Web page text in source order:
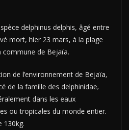
delphinus delphis, âgé entre
mort, hier 23 mars, à la plage
commune de Bejaïa.
de l’environnement de Bejaïa,
de la famille des delphinidae,
dans les eaux
ou tropicales du monde entier.
130kg.